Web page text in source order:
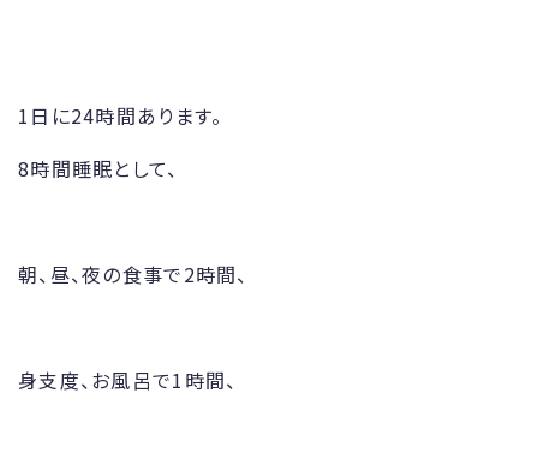
1日に24時間あります。
8時間睡眠として、
朝、昼、夜の食事で2時間、
身支度、お風呂で1時間、